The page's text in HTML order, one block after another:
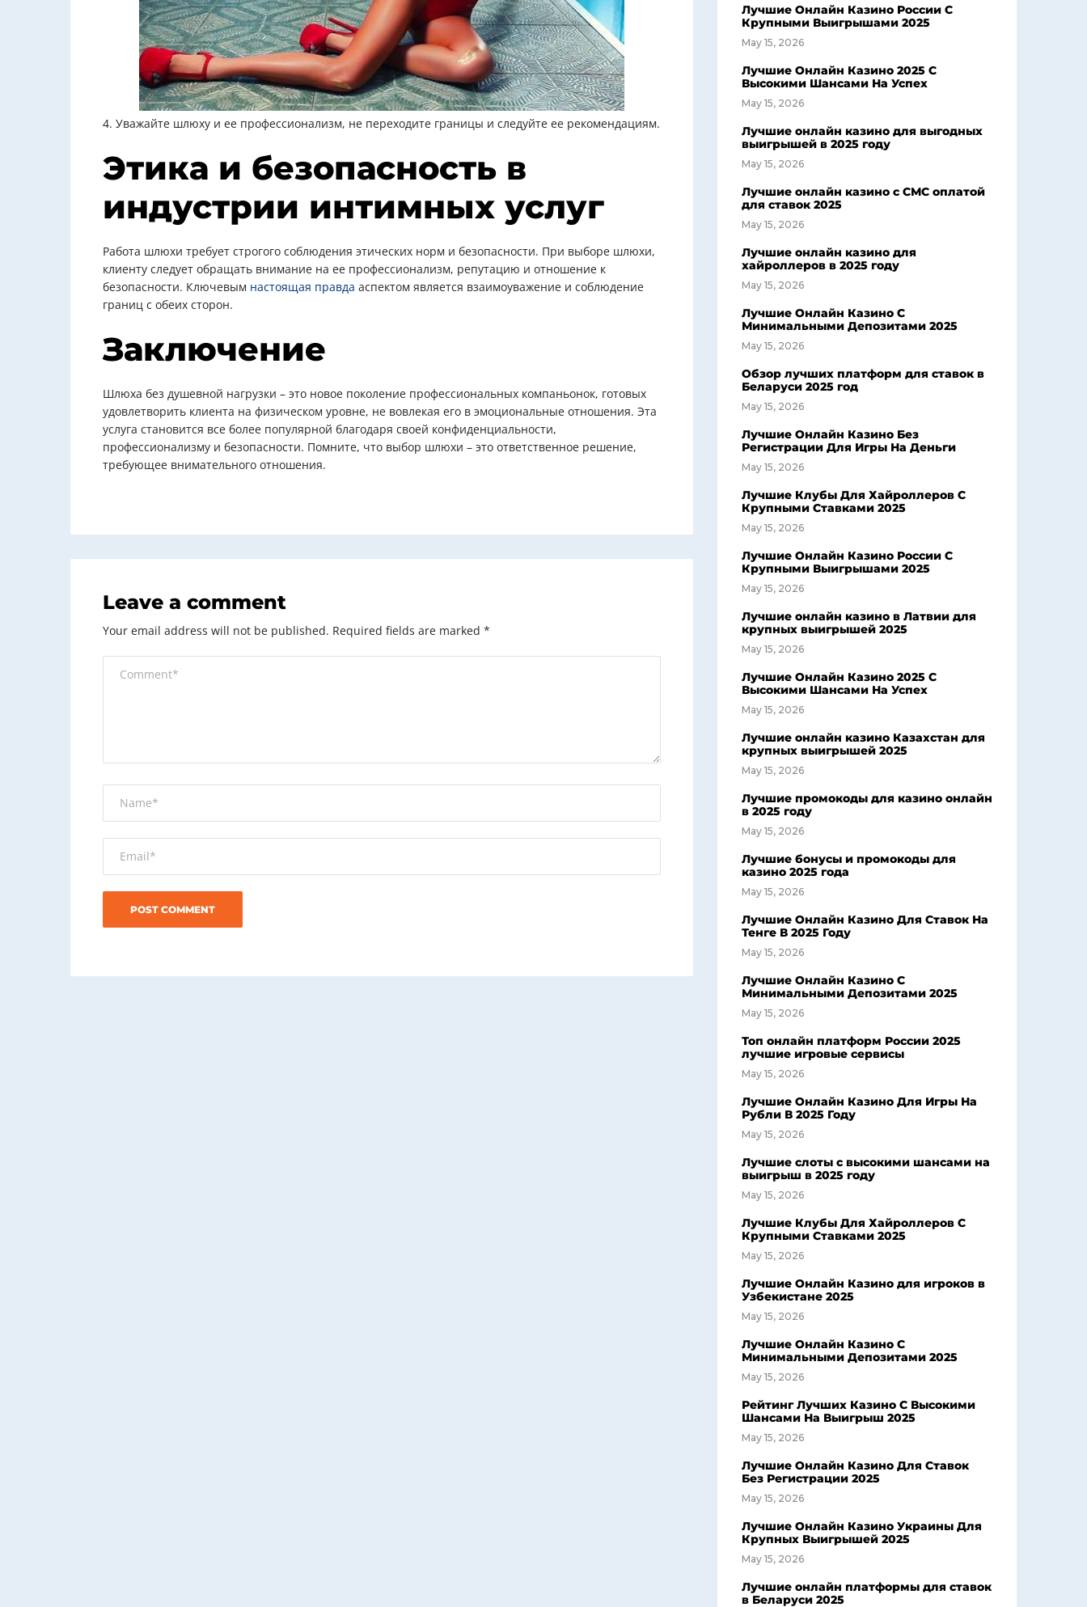
4. Уважайте шлюху и ее профессионализм, не переходите границы и следуйте ее рекомендациям.
Этика и безопасность в
индустрии интимных услуг
Работа шлюхи требует строгого соблюдения этических норм и безопасности. При выборе шлюхи,
клиенту следует обращать внимание на ее профессионализм, репутацию и отношение к
безопасности. Ключевым настоящая правда аспектом является взаимоуважение и соблюдение
границ с обеих сторон.
Заключение
Шлюха без душевной нагрузки – это новое поколение профессиональных компаньонок, готовых
удовлетворить клиента на физическом уровне, не вовлекая его в эмоциональные отношения. Эта
услуга становится все более популярной благодаря своей конфиденциальности,
профессионализму и безопасности. Помните, что выбор шлюхи – это ответственное решение,
требующее внимательного отношения.
Leave a comment
Your email address will not be published. Required fields are marked *
Лучшие Онлайн Казино России С
Крупными Выигрышами 2025
May 15, 2026
Лучшие Онлайн Казино 2025 С
Высокими Шансами На Успех
May 15, 2026
Лучшие онлайн казино для выгодных
выигрышей в 2025 году
May 15, 2026
Лучшие онлайн казино с СМС оплатой
для ставок 2025
May 15, 2026
Лучшие онлайн казино для
хайроллеров в 2025 году
May 15, 2026
Лучшие Онлайн Казино С
Минимальными Депозитами 2025
May 15, 2026
Обзор лучших платформ для ставок в
Беларуси 2025 год
May 15, 2026
Лучшие Онлайн Казино Без
Регистрации Для Игры На Деньги
May 15, 2026
Лучшие Клубы Для Хайроллеров С
Крупными Ставками 2025
May 15, 2026
Лучшие Онлайн Казино России С
Крупными Выигрышами 2025
May 15, 2026
Лучшие онлайн казино в Латвии для
крупных выигрышей 2025
May 15, 2026
Лучшие Онлайн Казино 2025 С
Высокими Шансами На Успех
May 15, 2026
Лучшие онлайн казино Казахстан для
крупных выигрышей 2025
May 15, 2026
Лучшие промокоды для казино онлайн
в 2025 году
May 15, 2026
Лучшие бонусы и промокоды для
казино 2025 года
May 15, 2026
Лучшие Онлайн Казино Для Ставок На
Тенге В 2025 Году
May 15, 2026
Лучшие Онлайн Казино С
Минимальными Депозитами 2025
May 15, 2026
Топ онлайн платформ России 2025
лучшие игровые сервисы
May 15, 2026
Лучшие Онлайн Казино Для Игры На
Рубли В 2025 Году
May 15, 2026
Лучшие слоты с высокими шансами на
выигрыш в 2025 году
May 15, 2026
Лучшие Клубы Для Хайроллеров С
Крупными Ставками 2025
May 15, 2026
Лучшие Онлайн Казино для игроков в
Узбекистане 2025
May 15, 2026
Лучшие Онлайн Казино С
Минимальными Депозитами 2025
May 15, 2026
Рейтинг Лучших Казино С Высокими
Шансами На Выигрыш 2025
May 15, 2026
Лучшие Онлайн Казино Для Ставок
Без Регистрации 2025
May 15, 2026
Лучшие Онлайн Казино Украины Для
Крупных Выигрышей 2025
May 15, 2026
Лучшие онлайн платформы для ставок
в Беларуси 2025